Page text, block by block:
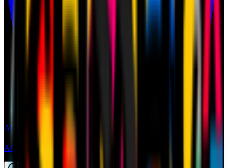
AC米兰天猫旗舰店
AC米兰天猫旗舰店